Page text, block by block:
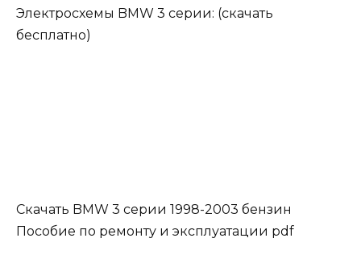
Электросхемы BMW 3 серии: (скачать
бесплатно)
Скачать BMW 3 серии 1998-2003 бензин
Пособие по ремонту и эксплуатации pdf